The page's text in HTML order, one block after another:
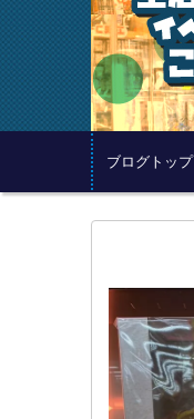
ブログトップ